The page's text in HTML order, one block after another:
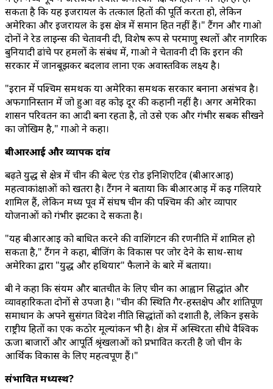
सकता है कि यह इजरायल के तत्काल हितों की पूर्ति करता हो, लेकिन
अमेरिका और इजरायल के इस क्षेत्र में समान हित नहीं हैं।" टैंगन और गाओ
दोनों ने रेड लाइन्स की चेतावनी दी, विशेष रूप से परमाणु स्थलों और नागरिक
बुनियादी ढांचे पर हमलों के संबंध में, गाओ ने चेतावनी दी कि ईरान की
सरकार में जानबूझकर बदलाव लाना एक अवास्तविक लक्ष्य है।
"ईरान में पश्चिम समर्थक या अमेरिका समर्थक सरकार बनाना असंभव है।
अफगानिस्तान में जो हुआ वह कोई दूर की कहानी नहीं है। अगर अमेरिका
शासन परिवर्तन का आदी बना रहता है, तो उसे एक और गंभीर सबक सीखने
का जोखिम है," गाओ ने कहा।
बीआरआई और व्यापक दांव
बढ़ते युद्ध से क्षेत्र में चीन की बेल्ट एंड रोड इनिशिएटिव (बीआरआई)
महत्वाकांक्षाओं को खतरा है। टैंगन ने बताया कि बीआरआई में कई गलियारे
शामिल हैं, लेकिन मध्य पूर्व में संघर्ष चीन की पश्चिम की ओर व्यापार
योजनाओं को गंभीर झटका दे सकता है।
"यह बीआरआई को बाधित करने की वाशिंगटन की रणनीति में शामिल हो
सकता है," टैंगन ने कहा, बीजिंग के विकास पर जोर देने के साथ-साथ
अमेरिका द्वारा "युद्ध और हथियार" फैलाने के बारे में बताया।
बी ने कहा कि संयम और बातचीत के लिए चीन का आह्वान सिद्धांत और
व्यावहारिकता दोनों से उपजा है। "चीन की स्थिति गैर-हस्तक्षेप और शांतिपूर्ण
समाधान के अपने सुसंगत विदेश नीति सिद्धांतों को दर्शाती है, लेकिन इसके
राष्ट्रीय हितों का एक कठोर मूल्यांकन भी है। क्षेत्र में अस्थिरता सीधे वैश्विक
ऊर्जा बाजारों और आपूर्ति श्रृंखलाओं को प्रभावित करती है जो चीन के
आर्थिक विकास के लिए महत्वपूर्ण हैं।"
संभावित मध्यस्थ?